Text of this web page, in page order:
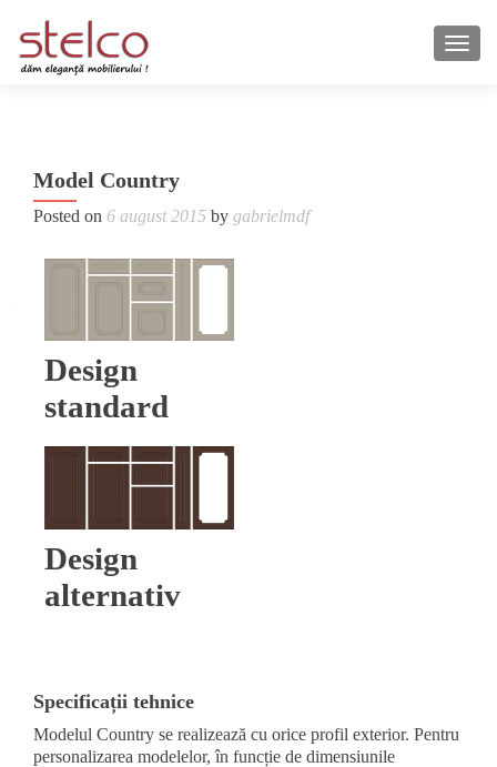
Model Country
Posted on 6 august 2015 by gabrielmdf
Design
standard
Design
alternativ
Specificații tehnice
Modelul Country se realizează cu orice profil exterior. Pentru
personalizarea modelelor, în funcție de dimensiunile